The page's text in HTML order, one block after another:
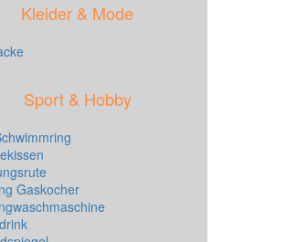
Kleider & Mode
Sport & Hobby
Gaskocher